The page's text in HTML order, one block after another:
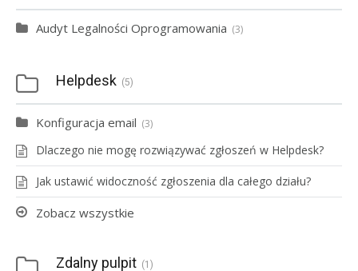
Audyt Legalności Oprogramowania 3
Helpdesk 5
Konfiguracja email 3
Dlaczego nie mogę rozwiązywać zgłoszeń w Helpdesk?
Jak ustawić widoczność zgłoszenia dla całego działu?
Zobacz wszystkie
Zdalny pulpit 1